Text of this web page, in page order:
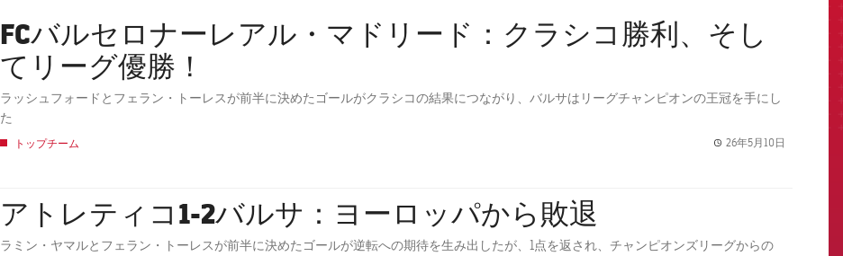
FCバルセロナーレアル・マドリード：クラシコ勝利、そし
てリーグ優勝！
ラッシュフォードとフェラン・トーレスが前半に決めたゴールがクラシコの結果につながり、バルサはリーグチャンピオンの王冠を手にし
た
トップチーム 26年5月10日
アトレティコ1-2バルサ：ヨーロッパから敗退
ラミン・ヤマルとフェラン・トーレスが前半に決めたゴールが逆転への期待を生み出したが、1点を返され、チャンピオンズリーグからの